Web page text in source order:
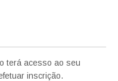
terá acesso ao seu
inscrição.